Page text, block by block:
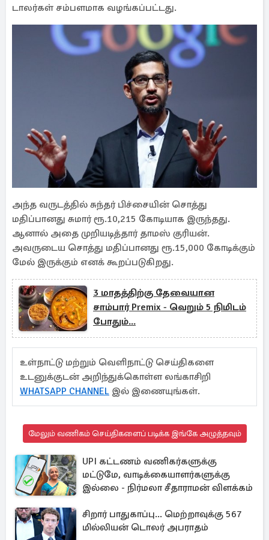
டாலர்கள் சம்பளமாக வழங்கப்பட்டது.
அந்த வருடத்தில் சுந்தர் பிச்சையின் சொத்து
மதிப்பானது சுமார் ரூ.10,215 கோடியாக இருந்தது.
ஆனால் அதை முறியடித்தார் தாமஸ் குரியன்.
அவருடைய சொத்து மதிப்பானது ரூ.15,000 கோடிக்கும்
மேல் இருக்கும் எனக் கூறப்படுகிறது.
3 மாதத்திற்கு தேவையான
சாம்பார் Premix - வெறும் 5 நிமிடம்
போதும்...
உள்நாட்டு மற்றும் வெளிநாட்டு செய்திகளை
உடனுக்குடன் அறிந்துக்கொள்ள லங்காசிறி
WHATSAPP CHANNEL இல் இணையுங்கள்.
மேலும் வணிகம் செய்திகளைப் படிக்க இங்கே அழுத்தவும்
UPI கட்டணம் வணிகர்களுக்கு
மட்டுமே, வாடிக்கையாளர்களுக்கு
இல்லை - நிர்மலா சீதாராமன் விளக்கம்
சிறார் பாதுகாப்பு... மெற்றாவுக்கு 567
மில்லியன் டொலர் அபராதம்